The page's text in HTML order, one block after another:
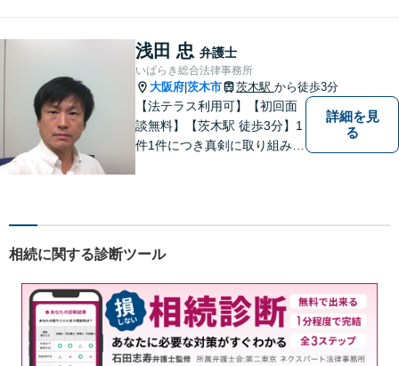
お困りごとがあれば、すぐに
ご相談を！
浅田 忠 弁護士
いばらき総合法律事務所
大阪府 茨木市 茨木駅 から徒歩3分
【法テラス利用可】【初回面
談無料】【茨木駅 徒歩3分】1
件1件につき真剣に取り組み、
っしゃる不安や、ご希望を丁
詳細を見
る
相続に関する診断ツール